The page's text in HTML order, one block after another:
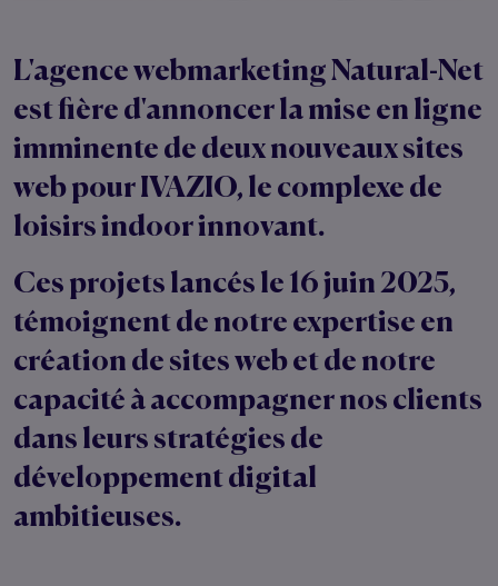
L'agence webmarketing Natural-Net
est fière d'annoncer la mise en ligne
imminente de deux nouveaux sites
web pour IVAZIO, le complexe de
loisirs indoor innovant.
Ces projets lancés le 16 juin 2025,
témoignent de notre expertise en
création de sites web et de notre
capacité à accompagner nos clients
dans leurs stratégies de
développement digital
ambitieuses.